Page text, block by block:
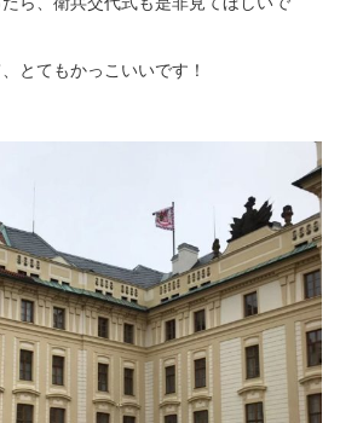
とてもかっこいいです！